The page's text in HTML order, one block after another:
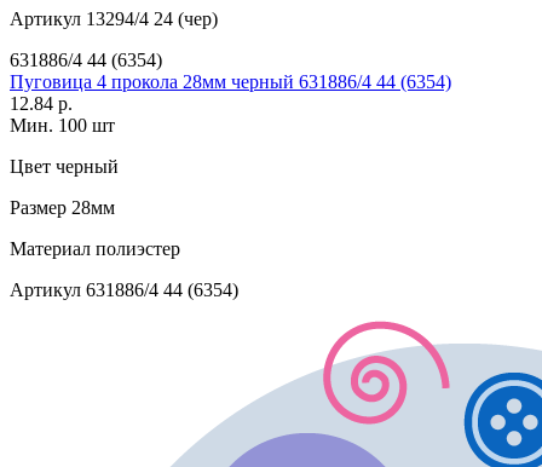
Артикул 13294/4 24 (чер)
631886/4 44 (6354)
Пуговица 4 прокола 28мм черный 631886/4 44 (6354)
12.84 р.
Мин. 100 шт
Цвет черный
Размер 28мм
Материал полиэстер
Артикул 631886/4 44 (6354)